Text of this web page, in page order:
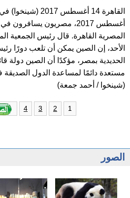
أغسطس 2017، مصريون
المصرية القاهرة. قال رئيس الجمعية
الأحد، إن الصين يمكن أن تلعب دورًا
الحديدية بمصر، مؤكدًا أن الصين دولة
مستعدة دائمًا لمساعدة الدول الصديقة
(شينخوا / أحمد جمعة)
1
2
3
4
الصور